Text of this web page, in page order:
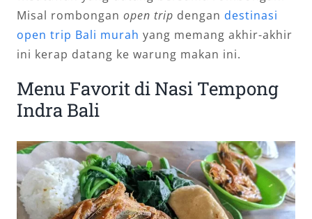
Misal rombongan open trip dengan destinasi
open trip Bali murah yang memang akhir-akhir
ini kerap datang ke warung makan ini.
Menu Favorit di Nasi Tempong
Indra Bali